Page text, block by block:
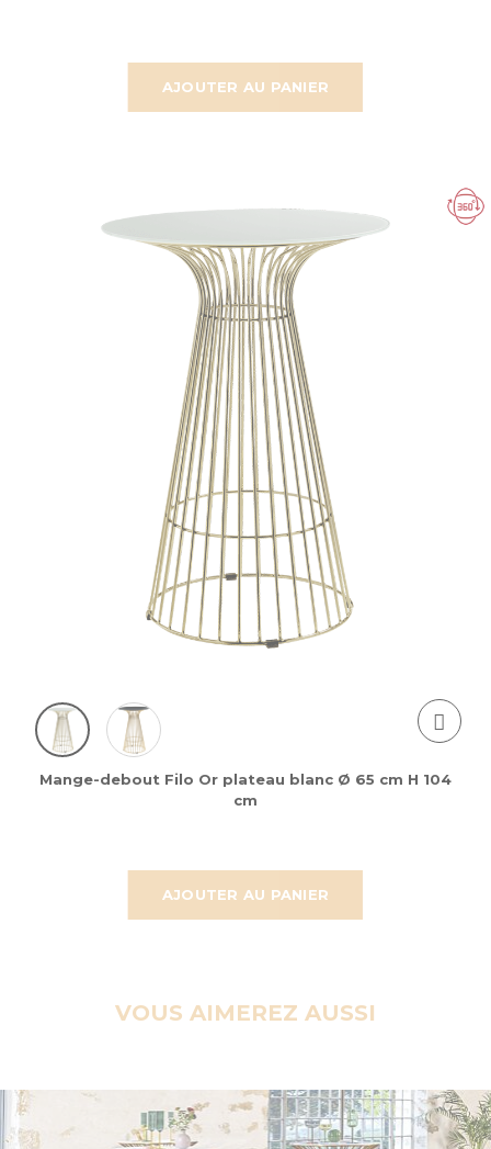
AJOUTER AU PANIER
AJOUTER AU PANIER
Mange-debout Filo Or plateau blanc Ø 65 cm H 104
cm
VOUS AIMEREZ AUSSI